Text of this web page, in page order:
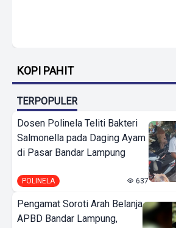
KOPI PAHIT
TERPOPULER
Dosen Polinela Teliti Bakteri
Salmonella pada Daging Ayam
di Pasar Bandar Lampung
POLINELA 637
Pengamat Soroti Arah Belanja
APBD Bandar Lampung,